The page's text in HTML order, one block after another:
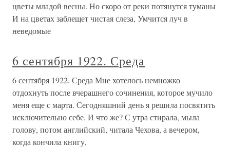
цветы младой весны. Но скоро от реки потянутся туманы
И на цветах заблещет чистая слеза, Умчится луч в
неведомые
6 сентября 1922. Среда
6 сентября 1922. Среда Мне хотелось немножко
отдохнуть после вчерашнего сочинения, которое мучило
меня еще с марта. Сегодняшний день я решила посвятить
исключительно себе. И что же? С утра стирала, мыла
голову, потом английский, читала Чехова, а вечером,
когда кончила книгу,